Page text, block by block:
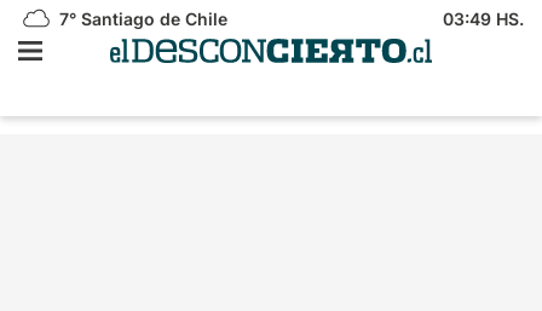
7° Santiago de Chile 03:49 HS.